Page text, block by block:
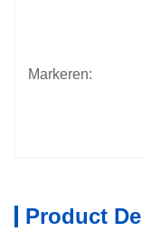
Markeren:
Product